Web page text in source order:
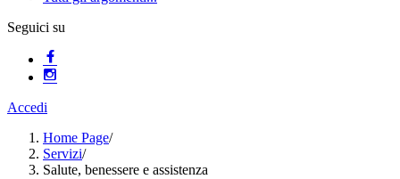
Seguici su
Accedi
Home Page/
Servizi/
Salute, benessere e assistenza